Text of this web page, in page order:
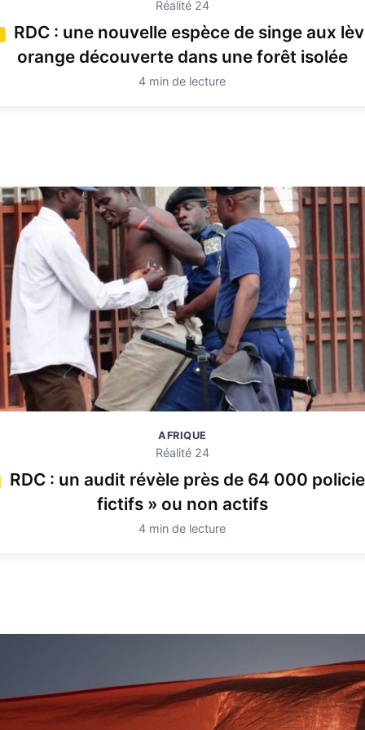
Réalité 24
RDC : une nouvelle espèce de singe aux
orange découverte dans une forêt isolée
4 min de lecture
AFRIQUE
Réalité 24
RDC : un audit révèle près de 64 000
fictifs » ou non actifs
4 min de lecture